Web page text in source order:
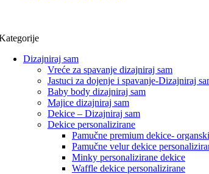
Dizajniraj sam
Vreće za spavanje dizajniraj sam
Jastuci za dojenje i spavanje-Dizajniraj
Baby body dizajniraj sam
Majice dizajniraj sam
Dekice – Dizajniraj sam
Dekice personalizirane
Pamučne premium dekice-
Pamučne velur dekice
Minky personalizirane dekice
Waffle dekice personalizirane